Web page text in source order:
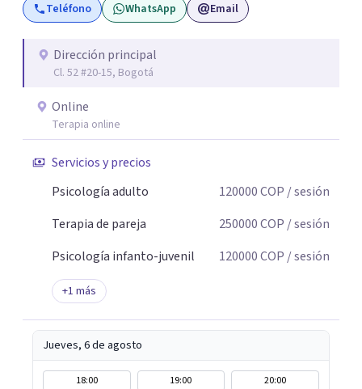
Teléfono WhatsApp Email
Dirección principal
Cl. 52 #20-15, Bogotá
Online
Terapia online
Servicios y precios
Psicología adulto
120000COP / sesión
Terapia de pareja
250000COP / sesión
Psicología infanto-juvenil
120000COP / sesión
+1 más
Jueves, 6 de agosto
18:00 19:00
20:00